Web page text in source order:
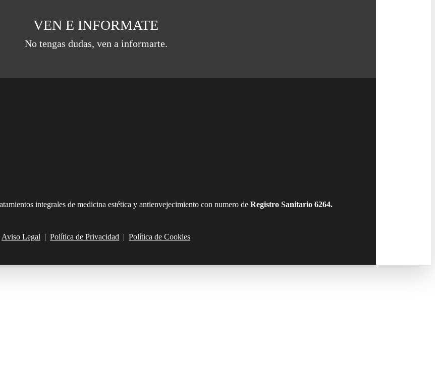
VEN E INFORMATE
No tengas dudas, ven a informarte.
integrales de medicina estética y antienvejecimiento con numero de Registro Sanitario 6264.
Aviso Legal | Política de Privacidad | Política de Cookies